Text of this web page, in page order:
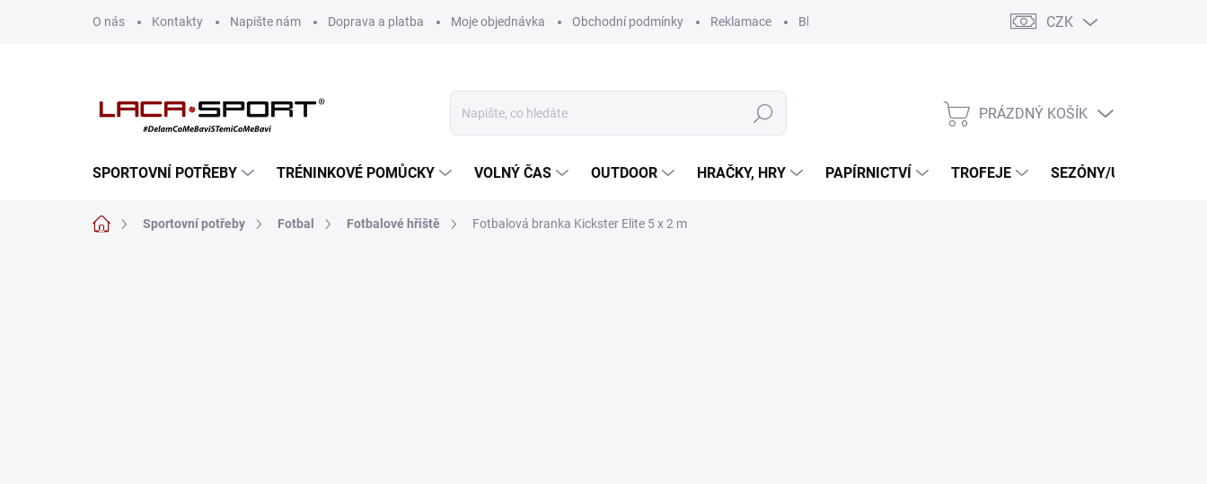
O nás Kontakty Napište nám Doprava a platba Moje objednávka Obchodní podmínky Reklamace Blog CZK
Hledat
NÁKUPNÍ
PRÁZDNÝ KOŠÍK
SPORTOVNÍ POTŘEBY TRÉNINKOVÉ POMŮCKY VOLNÝ ČAS OUTDOOR HRAČKY, HRY PAPÍRNICTVÍ TROFEJE SEZÓNY/UDÁLOSTI
Domů Sportovní potřeby Fotbal Fotbalové hřiště Fotbalová branka Kickster Elite 5 x 2 m